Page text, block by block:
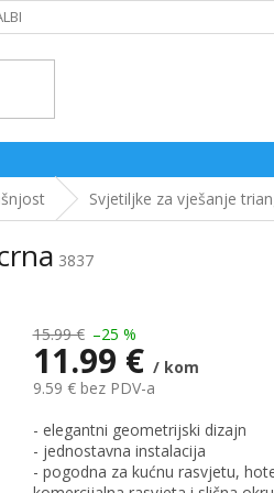
Svjetiljke za vješanje
3837
15.99 € –25 %
11.99 € / kom
9.59 € bez PDV-a
Measure
price:
- elegantni geometrijski dizajn
- jednostavna instalacija
- pogodna za kućnu rasvjetu,